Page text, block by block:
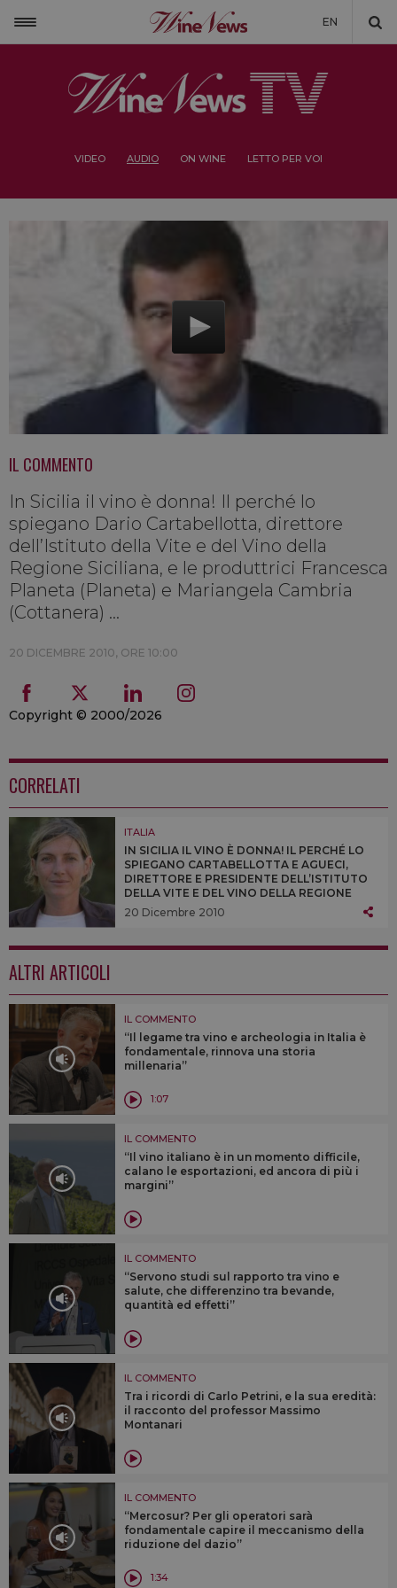
EN
VIDEO AUDIO ON WINE LETTO PER VOI
IL COMMENTO
In Sicilia il vino è donna! Il perché lo
spiegano Dario Cartabellotta, direttore
dell’Istituto della Vite e del Vino della
Regione Siciliana, e le produttrici Francesca
Planeta (Planeta) e Mariangela Cambria
(Cottanera) ...
20 DICEMBRE 2010, ORE 10:00
Copyright © 2000/2026
CORRELATI
ITALIA
IN SICILIA IL VINO È DONNA! IL PERCHÉ LO
SPIEGANO CARTABELLOTTA E AGUECI,
DIRETTORE E PRESIDENTE DELL’ISTITUTO
DELLA VITE E DEL VINO DELLA REGIONE
SICILIANA, E LE PRODUTTRICI FRANCESCA
20 Dicembre 2010
ALTRI ARTICOLI
IL COMMENTO
“Il legame tra vino e archeologia in Italia è
fondamentale, rinnova una storia
millenaria”
1:07
IL COMMENTO
“Il vino italiano è in un momento difficile,
calano le esportazioni, ed ancora di più i
margini”
IL COMMENTO
“Servono studi sul rapporto tra vino e
salute, che differenzino tra bevande,
quantità ed effetti”
IL COMMENTO
Tra i ricordi di Carlo Petrini, e la sua eredità:
il racconto del professor Massimo
Montanari
IL COMMENTO
“Mercosur? Per gli operatori sarà
fondamentale capire il meccanismo della
riduzione del dazio”
1:34